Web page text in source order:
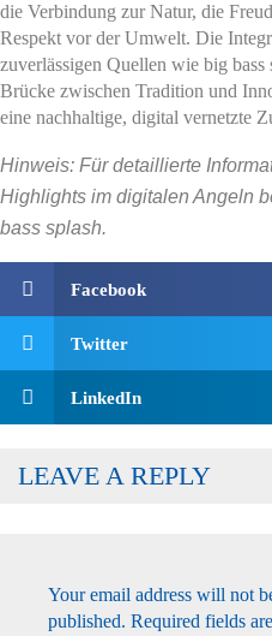
die Verbindung zur Natur, die
Respekt vor der Umwelt. Die
zuverlässigen Quellen wie big bass
Brücke zwischen Tradition und
eine nachhaltige, digital vernetzte
Hinweis: Für detaillierte
Highlights im digitalen Angeln
bass splash.
Facebook
Twitter
LinkedIn
LEAVE A REPLY
Your email address will not
published. Required fields are